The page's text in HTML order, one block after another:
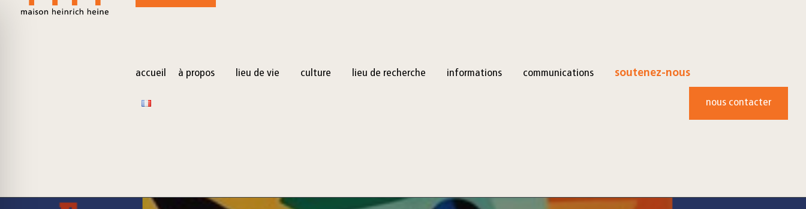
accueil à propos lieu de vie culture lieu de recherche informations communications soutenez-nous
nous contacter